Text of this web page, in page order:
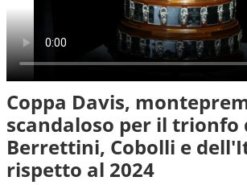
Coppa Davis,
scandaloso per il trionfo
Berrettini, Cobolli e
rispetto al 2024